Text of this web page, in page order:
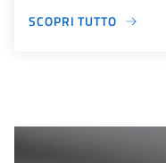
SCOPRI TUTTO